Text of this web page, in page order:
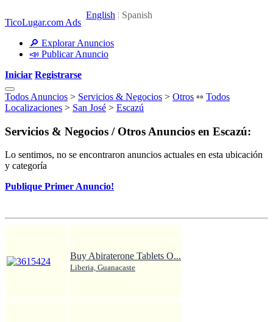
TicoLugar.com Ads
🔎 Explorar Anuncios
📣 Publicar Anuncio
Iniciar Registrarse
Todos Anuncios > Servicios & Negocios > Otros ▫️▫️ Todos
Localizaciones > San José > Escazú
Servicios & Negocios / Otros Anuncios en Escazú:
Lo sentimos, no se encontraron anuncios actuales en esta ubicación
y categoría
Publique Primer Anuncio!
Buy Abiraterone Tablets O...
Liberia, Guanacaste